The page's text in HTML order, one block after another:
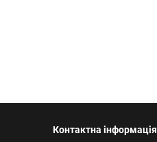
Контактна інформація